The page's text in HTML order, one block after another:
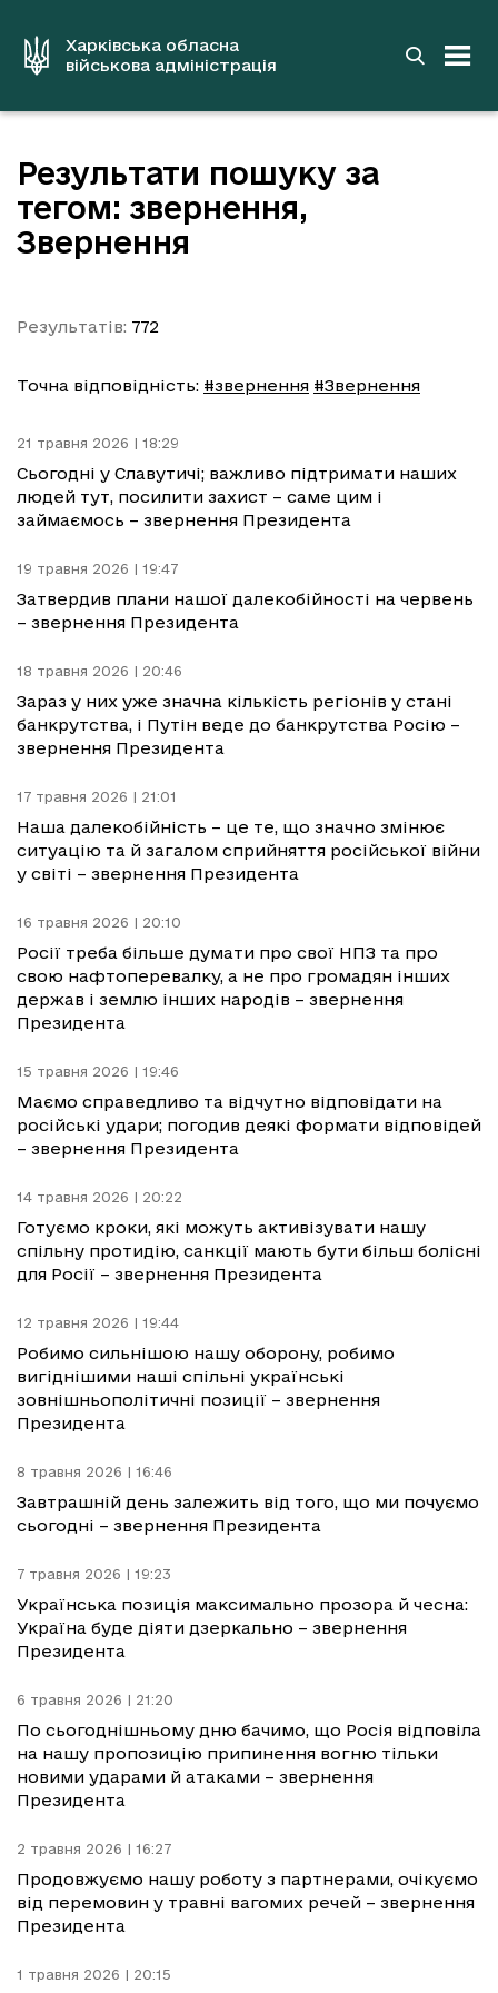
вмістуХарківська обласна
військова адміністрація
Результати пошуку за
тегом: звернення,
Звернення
Результатів: 772
Точна відповідність: #звернення #Звернення
21 травня 2026 | 18:29
Сьогодні у Славутичі; важливо підтримати наших
людей тут, посилити захист – саме цим і
займаємось – звернення Президента
19 травня 2026 | 19:47
Затвердив плани нашої далекобійності на червень
– звернення Президента
18 травня 2026 | 20:46
Зараз у них уже значна кількість регіонів у стані
банкрутства, і Путін веде до банкрутства Росію –
звернення Президента
17 травня 2026 | 21:01
Наша далекобійність – це те, що значно змінює
ситуацію та й загалом сприйняття російської війни
у світі – звернення Президента
16 травня 2026 | 20:10
Росії треба більше думати про свої НПЗ та про
свою нафтоперевалку, а не про громадян інших
держав і землю інших народів – звернення
Президента
15 травня 2026 | 19:46
Маємо справедливо та відчутно відповідати на
російські удари; погодив деякі формати відповідей
– звернення Президента
14 травня 2026 | 20:22
Готуємо кроки, які можуть активізувати нашу
спільну протидію, санкції мають бути більш болісні
для Росії – звернення Президента
12 травня 2026 | 19:44
Робимо сильнішою нашу оборону, робимо
вигіднішими наші спільні українські
зовнішньополітичні позиції – звернення
Президента
8 травня 2026 | 16:46
Завтрашній день залежить від того, що ми почуємо
сьогодні – звернення Президента
7 травня 2026 | 19:23
Українська позиція максимально прозора й чесна:
Україна буде діяти дзеркально – звернення
Президента
6 травня 2026 | 21:20
По сьогоднішньому дню бачимо, що Росія відповіла
на нашу пропозицію припинення вогню тільки
новими ударами й атаками – звернення
Президента
2 травня 2026 | 16:27
Продовжуємо нашу роботу з партнерами, очікуємо
від перемовин у травні вагомих речей – звернення
Президента
1 травня 2026 | 20:15